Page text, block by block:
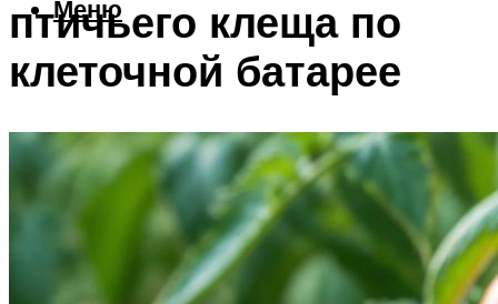
Меню
птичьего клеща по
клеточной батарее